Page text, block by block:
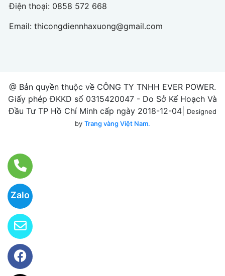
Zalo
Điện thoại: 0858 572 668
Email: thicongdiennhaxuong@gmail.com
@ Bản quyền thuộc về CÔNG TY TNHH EVER POWER.
Giấy phép ĐKKD số 0315420047 - Do Sở Kế Hoạch Và
Đầu Tư TP Hồ Chí Minh cấp ngày 2018-12-04|
Designed
by Trang vàng Việt Nam.